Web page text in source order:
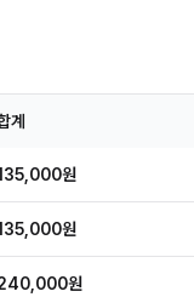
계
원
원
원